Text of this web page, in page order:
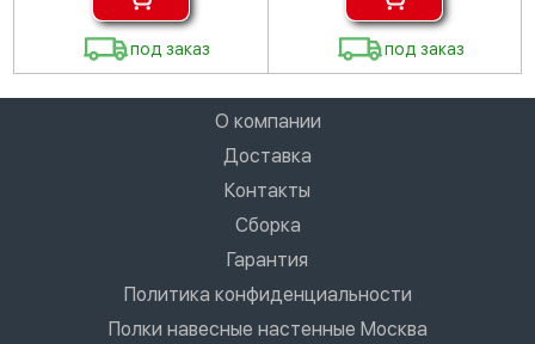
под заказ под заказ
О компании
Доставка
Контакты
Сборка
Гарантия
Политика конфиденциальности
Полки навесные настенные Москва